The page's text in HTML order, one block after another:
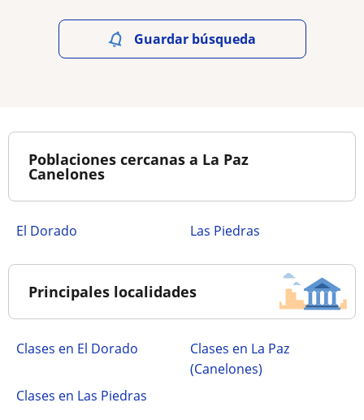
Guardar búsqueda
Poblaciones cercanas a La Paz
Canelones
El Dorado Las Piedras
Principales localidades
Clases en El Dorado
Clases en La Paz
(Canelones)
Clases en Las Piedras